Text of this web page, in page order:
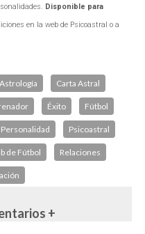
Disponible para
en la web de Psicoastral o a
Astrología Carta Astral
Éxito Fútbol
Personalidad Psicoastral
de Fútbol Relaciones
+